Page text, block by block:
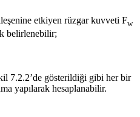
etkiyen rüzgar kuvveti Fw
belirlenebilir;
7.2.2’de gösterildiği gibi her bir
yapılarak hesaplanabilir.